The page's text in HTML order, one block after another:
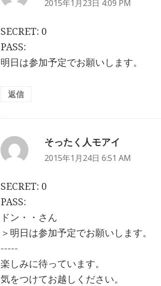
り:
2015年1月23日 4:09 PM
SECRET: 0
PASS:
明日は参加予定でお願いします。
返信
そったく人モアイ
り:
2015年1月24日 6:51 AM
SECRET: 0
PASS:
ドン・・さん
＞明日は参加予定でお願いします。
-----
楽しみに待っています。
気をつけてお越しください。